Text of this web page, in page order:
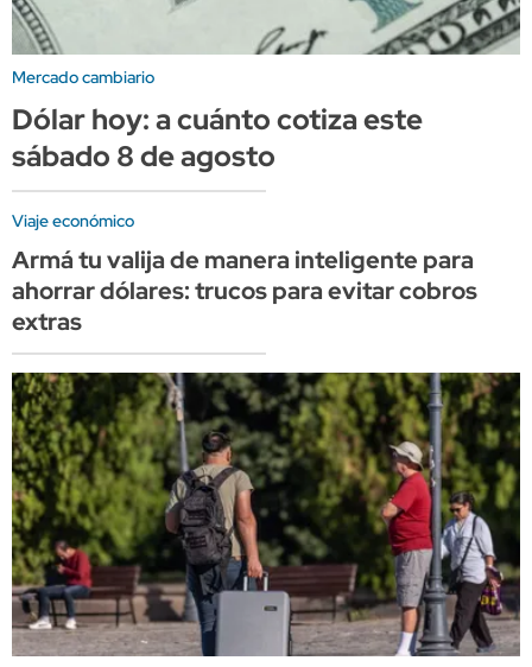
Mercado cambiario
Dólar hoy: a cuánto cotiza este
sábado 8 de agosto
Viaje económico
Armá tu valija de manera inteligente para
ahorrar dólares: trucos para evitar cobros
extras